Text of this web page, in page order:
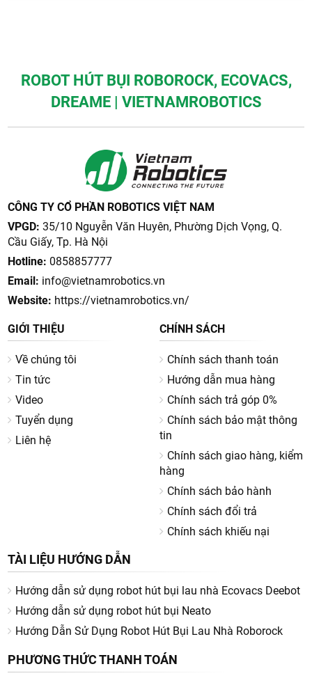
ROBOT HÚT BỤI ROBOROCK, ECOVACS,
DREAME | VIETNAMROBOTICS
CÔNG TY CỔ PHẦN ROBOTICS VIỆT NAM
VPGD: 35/10 Nguyễn Văn Huyên, Phường Dịch Vọng, Q.
Cầu Giấy, Tp. Hà Nội
Hotline: 0858857777
Email: info@vietnamrobotics.vn
Website: https://vietnamrobotics.vn/
GIỚI THIỆU
Về chúng tôi
Tin tức
Video
Tuyển dụng
Liên hệ
CHÍNH SÁCH
Chính sách thanh toán
Hướng dẫn mua hàng
Chính sách trả góp 0%
Chính sách bảo mật thông
tin
Chính sách giao hàng, kiểm
hàng
Chính sách bảo hành
Chính sách đổi trả
Chính sách khiếu nại
TÀI LIỆU HƯỚNG DẪN
Hướng dẫn sử dụng robot hút bụi lau nhà Ecovacs Deebot
Hướng dẫn sử dụng robot hút bụi Neato
Hướng Dẫn Sử Dụng Robot Hút Bụi Lau Nhà Roborock
PHƯƠNG THỨC THANH TOÁN